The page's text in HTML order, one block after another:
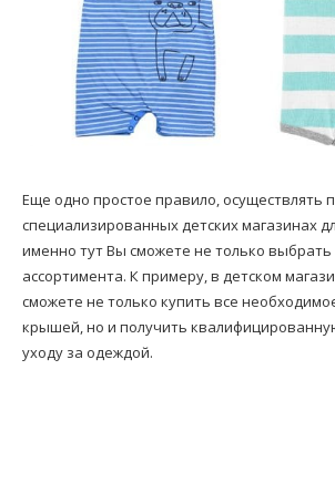
Еще одно простое правило, осуществлять
специализированных детских магазинах
именно тут Вы сможете не только
ассортимента. К примеру, в детском
сможете не только купить все
крышей, но и получить
уходу за одеждой.